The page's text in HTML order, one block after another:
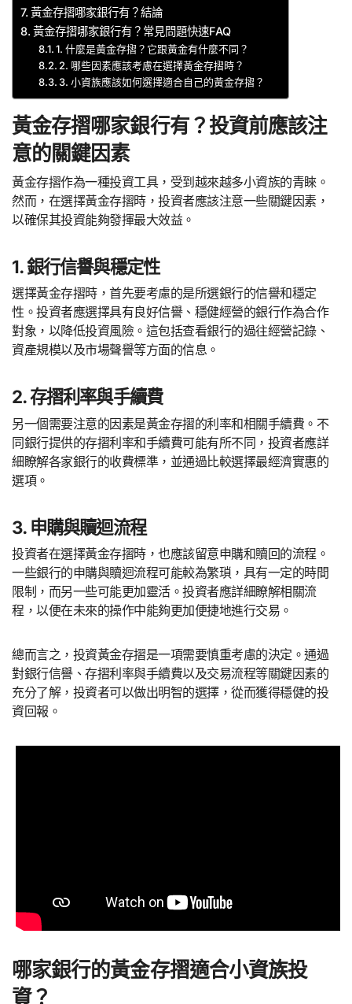
黃金存摺哪家銀行有？結論
黃金存摺哪家銀行有？常見問題快速FAQ
1. 什麼是黃金存摺？它跟黃金有什麼不同？
2. 哪些因素應該考慮在選擇黃金存摺時？
3. 小資族應該如何選擇適合自己的黃金存摺？
黃金存摺哪家銀行有？投資前應該注
意的關鍵因素
黃金存摺作為一種投資工具，受到越來越多小資族的青睞。
然而，在選擇黃金存摺時，投資者應該注意一些關鍵因素，
以確保其投資能夠發揮最大效益。
1. 銀行信譽與穩定性
選擇黃金存摺時，首先要考慮的是所選銀行的信譽和穩定
性。投資者應選擇具有良好信譽、穩健經營的銀行作為合作
對象，以降低投資風險。這包括查看銀行的過往經營記錄、
資產規模以及市場聲譽等方面的信息。
2. 存摺利率與手續費
另一個需要注意的因素是黃金存摺的利率和相關手續費。不
同銀行提供的存摺利率和手續費可能有所不同，投資者應詳
細瞭解各家銀行的收費標準，並通過比較選擇最經濟實惠的
選項。
3. 申購與贖迴流程
投資者在選擇黃金存摺時，也應該留意申購和贖回的流程。
一些銀行的申購與贖迴流程可能較為繁瑣，具有一定的時間
限制，而另一些可能更加靈活。投資者應詳細瞭解相關流
程，以便在未來的操作中能夠更加便捷地進行交易。
總而言之，投資黃金存摺是一項需要慎重考慮的決定。通過
對銀行信譽、存摺利率與手續費以及交易流程等關鍵因素的
充分了解，投資者可以做出明智的選擇，從而獲得穩健的投
資回報。
哪家銀行的黃金存摺適合小資族投
資？